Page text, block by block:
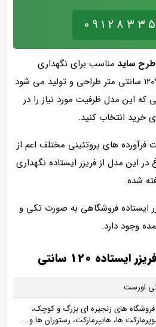
مناسب برای نگهداری
پروتئینی در ابعاد 200*75*120 سانتی متر طراحی و تولید می شود
که این مدل ظرفیت مورد نیاز را در
خرید انتخاب کنید.
فرآورده های پروتئینی مختلف اعم از
این مدل از فریزر ایستاده نگهداری
شده
ایستاده فروشگاهی به صورت تکی و
وجود دارد.
120 سانتی
اورست
فروشگاه های زنجیره ای بزرگ و کوچک،
ها، هایپرمارکت، رستوران ها و...